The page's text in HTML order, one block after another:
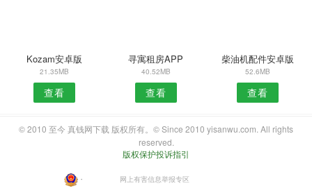
Kozam安卓版
21.35MB
查看
寻寓租房APP
40.52MB
查看
柴油机配件安卓版
52.6MB
查看
© 2010 至今 真钱网下载 版权所有。© Since 2010 yisanwu.com. All rights
reserved.
版权保护投诉指引
・ 网上有害信息举报专区